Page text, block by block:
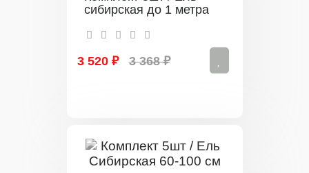
сибирская до 1 метра
3 520 ₽ 3 368 ₽